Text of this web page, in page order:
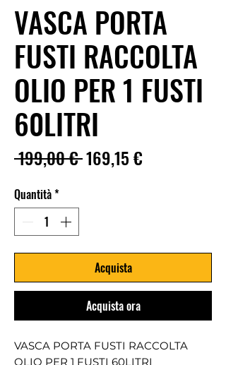
VASCA PORTA
FUSTI RACCOLTA
OLIO PER 1 FUSTI
60LITRI
199,00 € Prezzo
169,15 €
Quantità*
Acquista
Acquista ora
VASCA PORTA FUSTI RACCOLTA
OLIO PER 1 FUSTI 60LITRI